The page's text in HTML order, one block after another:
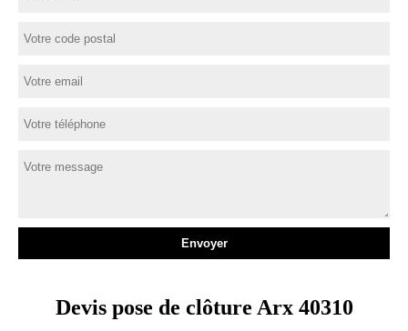
Devis pose de clôture Arx 40310